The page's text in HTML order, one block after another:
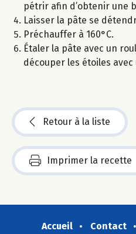
pétrir afin d’obtenir une
Laisser la pâte se
Préchauffer à 160°C.
Étaler la pâte avec un
découper les étoiles
Retour à la liste
Imprimer la recette
Accueil Contact